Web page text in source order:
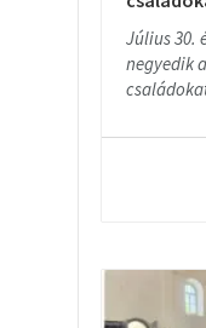
Július 30.
negyedik